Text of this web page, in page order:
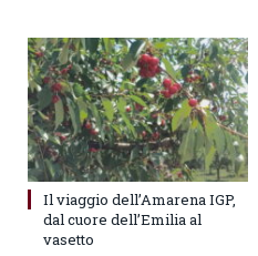
Il viaggio dell’Amarena IGP,
dal cuore dell’Emilia al
vasetto